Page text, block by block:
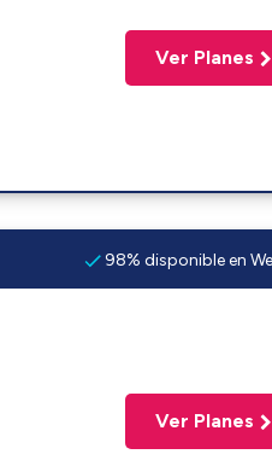
Ver Planes
98% disponible en
Ver Planes